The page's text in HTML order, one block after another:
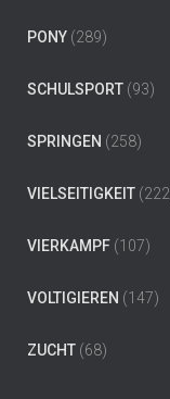
PONY (289)
SCHULSPORT (93)
SPRINGEN (258)
VIELSEITIGKEIT
VIERKAMPF (107)
VOLTIGIEREN (147)
ZUCHT (68)